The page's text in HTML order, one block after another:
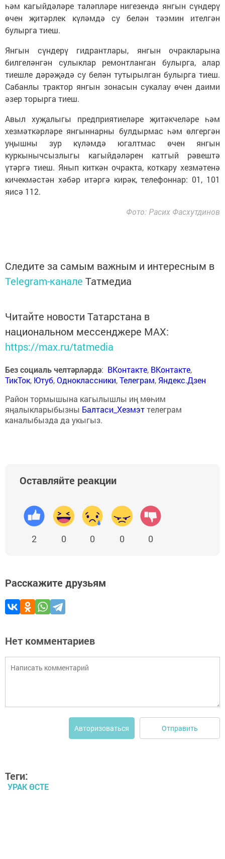
һәм кагыйдәләре таләпләре нигезендә янгын сүндерү
өчен җитәрлек күләмдә су белән тәэмин ителгән
булырга тиеш.
Янгын сүндерү гидрантлары, янгын очракларына
билгеләнгән сулыклар ремонтланган булырга, алар
тиешле дәрәҗәдә су белән тутырылган булырга тиеш.
Сабанлы трактор янгын зонасын сукалау өчен даими
әзер торырга тиеш.
Авыл хуҗалыгы предприятиеләре җитәкчеләре һәм
хезмәткәрләре янгыннарны булдырмас һәм өлгергән
уңышны зур күләмдә югалтмас өчен янгын
куркынычсызлыгы кагыйдәләрен катгый рәвештә
үтәргә тиеш. Янып киткән очракта, коткару хезмәтенә
кичекмәстән хәбәр итәргә кирәк, телефоннар: 01, 101
яисә 112.
Фото: Расих Фасхутдинов
Следите за самым важным и интересным в
Telegram-канале Татмедиа
Читайте новости Татарстана в
национальном мессенджере MАХ:
https://max.ru/tatmedia
Без социаль челтәрләрдә: ВКонтакте, ВКонтакте,
ТикТок, Ютуб,Одноклассники,Телеграм, Яндекс.Дзен
Район тормышына кагылышлы иң мөһим
яңалыкларыбызны Балтаси_Хезмэттелеграм
каналыбызда да укыгыз.
Оставляйте реакции
2 0 0 0 0
Расскажите друзьям
Нет комментариев
Авторизоваться Отправить
Теги:
УРАК ӨСТЕ